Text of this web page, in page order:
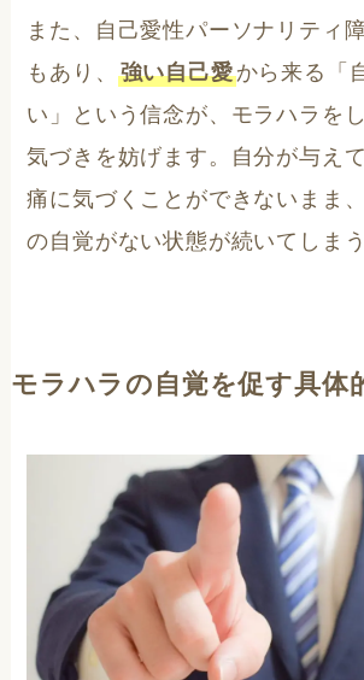
また、自己愛性パーソナリティ
もあり、 強い自己愛から来る「
い」という信念が、モラハラを
気づきを妨げます。自分が与え
痛に気づくことができないまま
の自覚がない状態が続いてしまう
モラハラの自覚を促す具体